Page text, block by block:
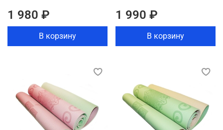
1 980 ₽
В корзину
1 990 ₽
В корзину